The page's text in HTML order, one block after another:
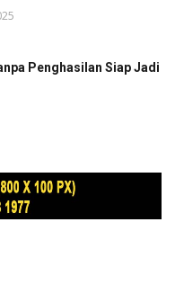
Penghasilan Siap Jadi